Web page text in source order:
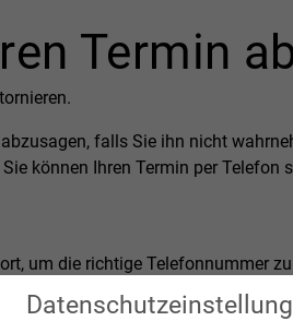
Termin
falls Sie ihn nicht
können Ihren Termin per
um die richtige Telefonnummer